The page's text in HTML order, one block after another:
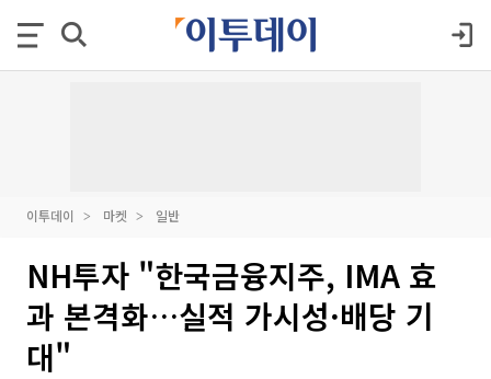
이투데이 마켓 일반
NH투자 "한국금융지주, IMA 효
과 본격화…실적 가시성·배당 기
대"